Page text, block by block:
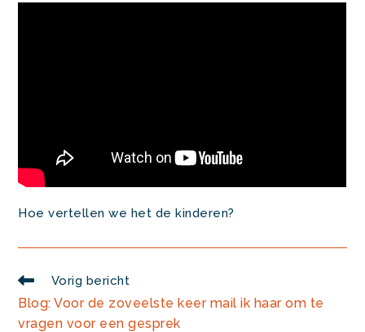
Hoe vertellen we het de kinderen?
Lees
meer
artikelen
Vorig bericht
Blog: Voor de zoveelste keer mail ik haar om te
vragen voor een gesprek